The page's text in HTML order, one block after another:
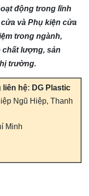
động trong lĩnh
và Phụ kiện cửa
trong ngành,
chất lượng, sản
trường.
liên hệ: DG Plastic
Ngũ Hiệp, Thanh
Minh